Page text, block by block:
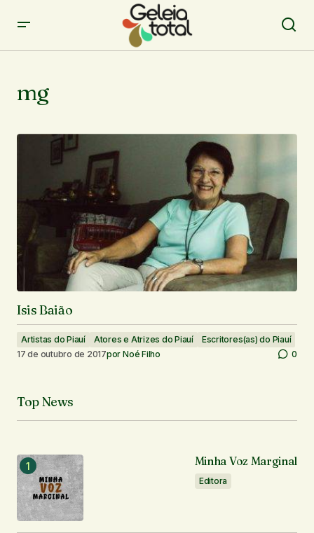
mg
Isis Baião
Artistas do Piauí Atores e Atrizes do Piauí
Escritores(as) do Piauí
17 de outubro de 2017por Noé Filho 0
Top News
Minha Voz Marginal
Editora